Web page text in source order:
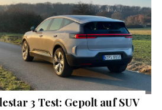
3 Test: Gepolt auf SUV